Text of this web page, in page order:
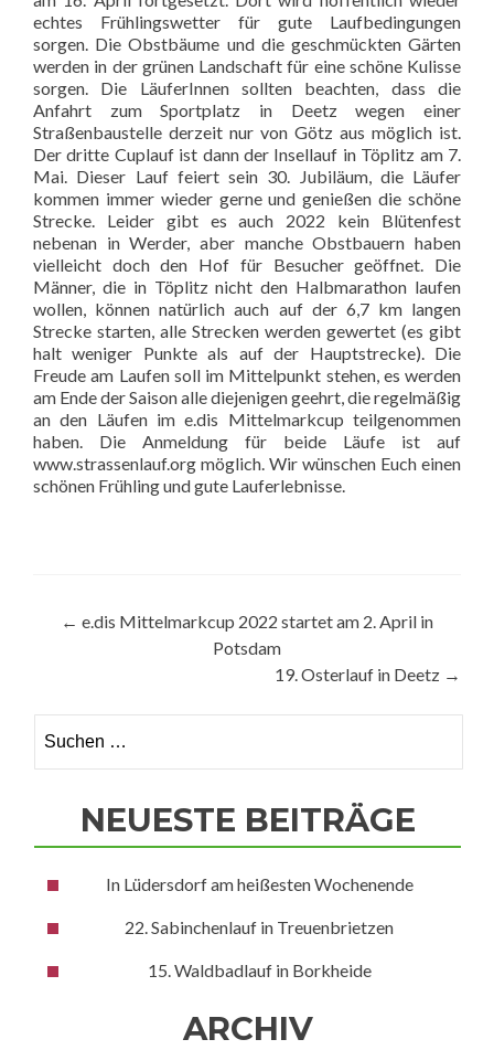
echtes Frühlingswetter für gute Laufbedingungen
sorgen. Die Obstbäume und die geschmückten Gärten
werden in der grünen Landschaft für eine schöne Kulisse
sorgen. Die LäuferInnen sollten beachten, dass die
Anfahrt zum Sportplatz in Deetz wegen einer
Straßenbaustelle derzeit nur von Götz aus möglich ist.
Der dritte Cuplauf ist dann der Insellauf in Töplitz am 7.
Mai. Dieser Lauf feiert sein 30. Jubiläum, die Läufer
kommen immer wieder gerne und genießen die schöne
Strecke. Leider gibt es auch 2022 kein Blütenfest
nebenan in Werder, aber manche Obstbauern haben
vielleicht doch den Hof für Besucher geöffnet. Die
Männer, die in Töplitz nicht den Halbmarathon laufen
wollen, können natürlich auch auf der 6,7 km langen
Strecke starten, alle Strecken werden gewertet (es gibt
halt weniger Punkte als auf der Hauptstrecke). Die
Freude am Laufen soll im Mittelpunkt stehen, es werden
am Ende der Saison alle diejenigen geehrt, die regelmäßig
an den Läufen im e.dis Mittelmarkcup teilgenommen
haben. Die Anmeldung für beide Läufe ist auf
www.strassenlauf.org möglich. Wir wünschen Euch einen
schönen Frühling und gute Lauferlebnisse.
Beitragsnavigation
← e.dis Mittelmarkcup 2022 startet am 2. April in
Potsdam
19. Osterlauf in Deetz →
nach:
NEUESTE BEITRÄGE
In Lüdersdorf am heißesten Wochenende
22. Sabinchenlauf in Treuenbrietzen
15. Waldbadlauf in Borkheide
ARCHIV